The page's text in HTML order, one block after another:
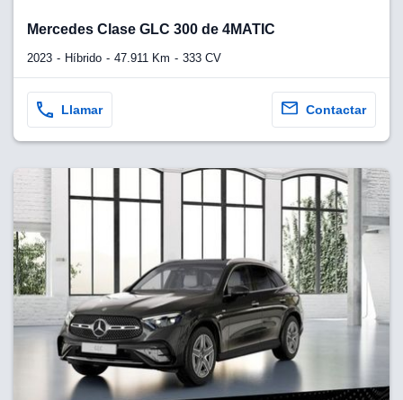
Mercedes Clase GLC 300 de 4MATIC
2023 Híbrido 47.911 Km 333 CV
Llamar Contactar